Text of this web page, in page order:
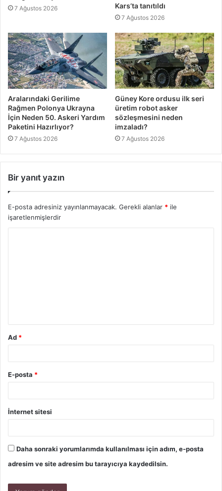
7 Ağustos 2026
Kars’ta tanıtıldı
7 Ağustos 2026
Aralarındaki Gerilime
Rağmen Polonya Ukrayna
İçin Neden 50. Askeri Yardım
Paketini Hazırlıyor?
7 Ağustos 2026
Güney Kore ordusu ilk seri
üretim robot asker
sözleşmesini neden
imzaladı?
7 Ağustos 2026
Bir yanıt yazın
E-posta adresiniz yayınlanmayacak. Gerekli alanlar * ile
işaretlenmişlerdir
Ad *
E-posta *
İnternet sitesi
Daha sonraki yorumlarımda kullanılması için adım, e-posta
adresim ve site adresim bu tarayıcıya kaydedilsin.